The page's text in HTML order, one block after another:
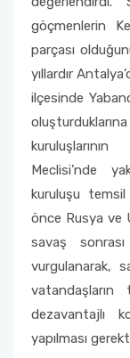
göçmenlerin
parçası
yıllardır
ilçesinde
Meclisi’nde
kuruluşu temsil
önce Rusya ve
savaş
vurgulanarak,
vatandaşların
dezavantajlı
yapılması